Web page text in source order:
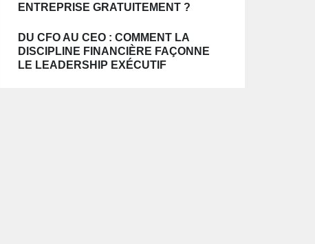
ENTREPRISE GRATUITEMENT ?
DU CFO AU CEO : COMMENT LA
DISCIPLINE FINANCIÈRE FAÇONNE
LE LEADERSHIP EXÉCUTIF